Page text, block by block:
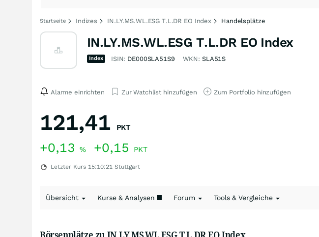
Startseite Indizes IN.LY.MS.WL.ESG T.L.DR EO Index Handelsplätze
IN.LY.MS.WL.ESG T.L.DR EO Index
Index ISIN: DE000SLA51S9 WKN: SLA51S
Alarme einrichten Zur Watchlist hinzufügen Zum Portfolio hinzufügen
121,41 PKT
+0,13 % +0,15 PKT
Letzter Kurs 15:10:21 Stuttgart
Übersicht Kurse & Analysen Forum Tools & Vergleiche